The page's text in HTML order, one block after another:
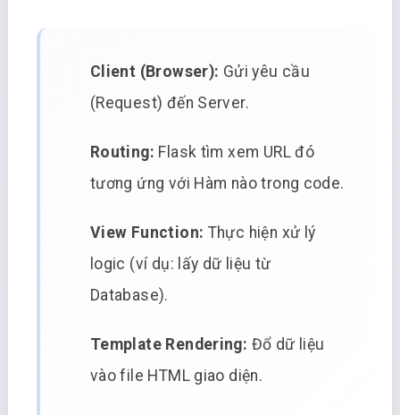
Client (Browser): Gửi yêu cầu
(Request) đến Server.
Routing: Flask tìm xem URL đó
tương ứng với Hàm nào trong code.
View Function: Thực hiện xử lý
logic (ví dụ: lấy dữ liệu từ
Database).
Template Rendering: Đổ dữ liệu
vào file HTML giao diện.